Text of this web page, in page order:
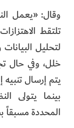
وقال: «يعمل
تلتقط
لتحليل
خلل، وفي حال
يتم إرسال
بينما يتولى
المحددة مسبقاً